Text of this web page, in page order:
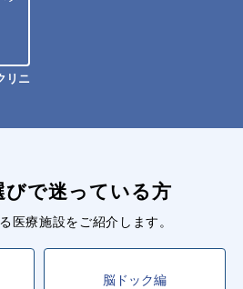
リニ
びで迷っている方
医療施設をご紹介します。
脳ドック編